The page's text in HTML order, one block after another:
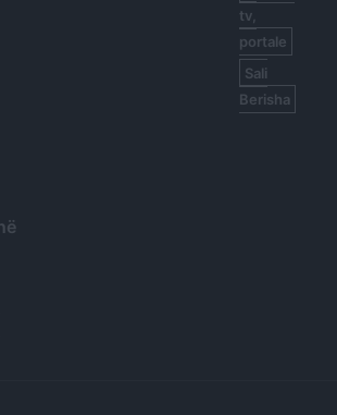
tv,
portale
Sali
Berisha